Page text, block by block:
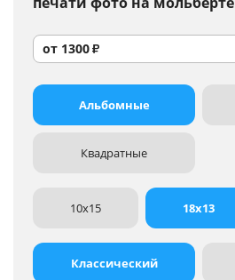
от 1300₽
Альбомные
Квадратные
10x15 18x13
Классический